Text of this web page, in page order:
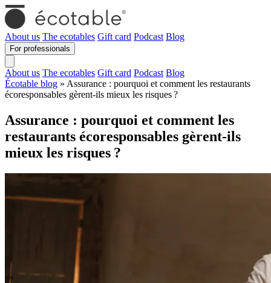
About us The ecotables Gift card Podcast Blog
For professionals
About us The ecotables Gift card Podcast Blog
Écotable blog » Assurance : pourquoi et comment les restaurants
écoresponsables gèrent-ils mieux les risques ?
Assurance : pourquoi et comment les
restaurants écoresponsables gèrent-ils
mieux les risques ?